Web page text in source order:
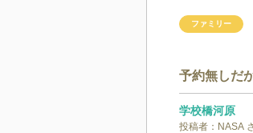
ファミリー
予約無しだ
学校橋河原
投稿者： NASA